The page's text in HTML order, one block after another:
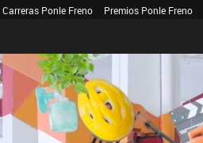
Carreras Ponle Freno Premios Ponle Freno